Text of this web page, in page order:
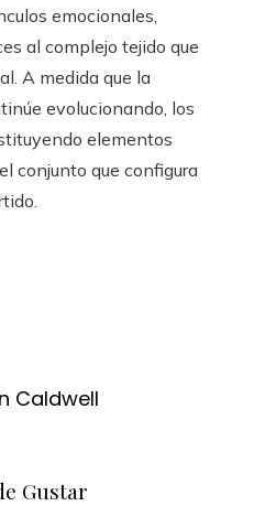
emocionales,
al complejo tejido que
A medida que la
evolucionando, los
elementos
conjunto que configura
Caldwell
Gustar